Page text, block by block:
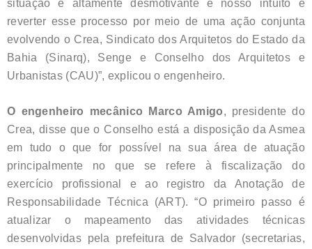
situação é altamente desmotivante e nosso intuito é
reverter esse processo por meio de uma ação conjunta
evolvendo o Crea, Sindicato dos Arquitetos do Estado da
Bahia (Sinarq), Senge e Conselho dos Arquitetos e
Urbanistas (CAU)”, explicou o engenheiro.
O engenheiro mecânico Marco Amigo, presidente do
Crea, disse que o Conselho está a disposição da Asmea
em tudo o que for possível na sua área de atuação
principalmente no que se refere à fiscalização do
exercício profissional e ao registro da Anotação de
Responsabilidade Técnica (ART). “O primeiro passo é
atualizar o mapeamento das atividades técnicas
desenvolvidas pela prefeitura de Salvador (secretarias,